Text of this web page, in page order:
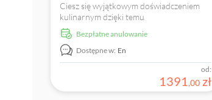
Ciesz się wyjątkowym doświadczeniem
kulinarnym dzięki temu
siedmiodaniowemu posiłkowi
przygotowanemu ze świeżych
składników.
Bezpłatne anulowanie
Dostępne w: En
od:
1391,00 zł